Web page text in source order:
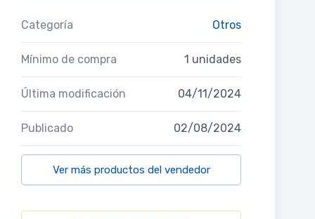
Categoría Otros
Mínimo de compra 1 unidades
Última modificación 04/11/2024
Publicado 02/08/2024
Ver más productos del vendedor